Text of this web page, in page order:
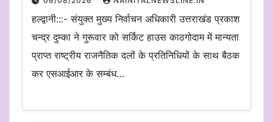
हल्द्वानी:::- संयुक्त मुख्य निर्वाचन अधिकारी उत्तराखंड प्रकाश
चन्द्र दुम्का ने गुरूवार को सर्किट हाउस काठगोदाम में मान्यता
प्राप्त राष्ट्रीय राजनैतिक दलों के प्रतिनिधियों के साथ बैठक
कर एसआईआर के सम्बंध…